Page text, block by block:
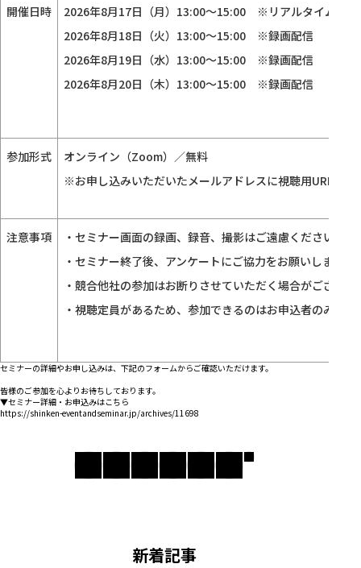
開催日時
2026年8月17日（月）13:00～15:00 ※リアルタイム配信
2026年8月18日（火）13:00～15:00 ※録画配信
2026年8月19日（水）13:00～15:00 ※録画配信
2026年8月20日（木）13:00～15:00 ※録画配信
参加形式
オンライン（Zoom）／無料
※お申し込みいただいたメールアドレスに視聴用URLをお
注意事項
・セミナー画面の録画、録音、撮影はご遠慮ください
・セミナー終了後、アンケートにご協力をお願いします
・競合他社の参加はお断りさせていただく場合がございま
・視聴定員があるため、参加できるのはお申込者のみにな
セミナーの詳細やお申し込みは、下記のフォームからご確認いただけます。
皆様のご参加を心よりお待ちしております。
▼セミナー詳細・お申込みはこちら
https://shinken-eventandseminar.jp/archives/11698
新着記事